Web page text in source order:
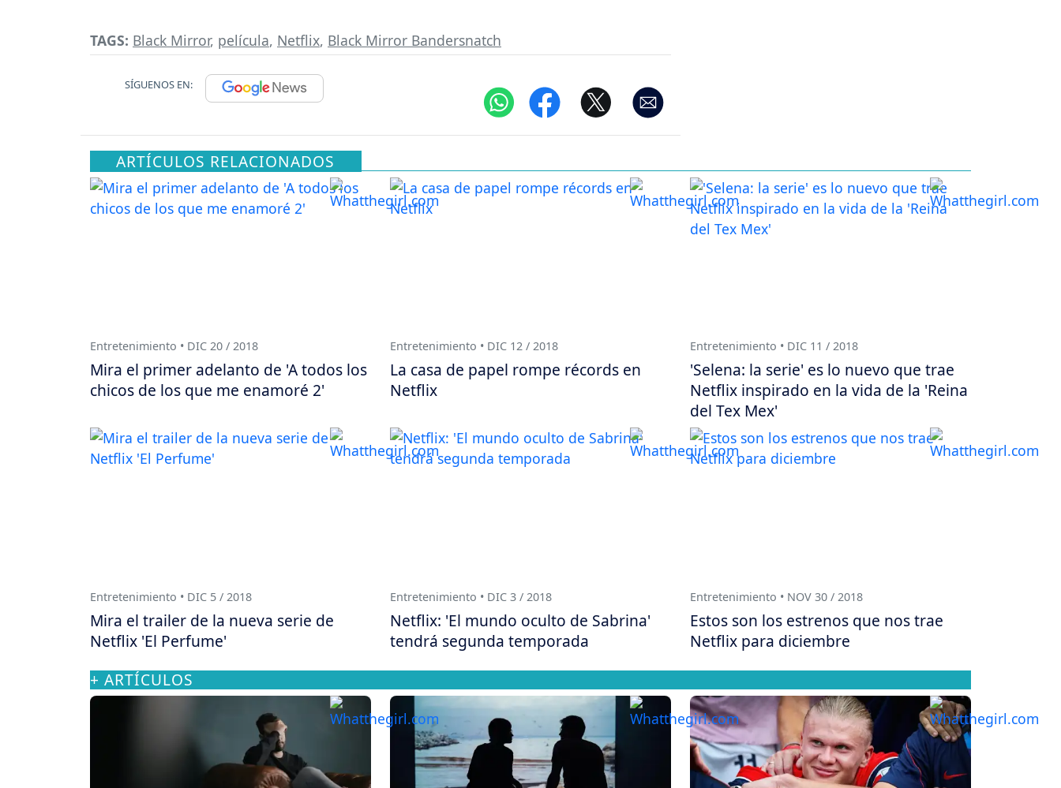
TAGS: Black Mirror, película, Netflix, Black Mirror Bandersnatch
SÍGUENOS EN:
ARTÍCULOS RELACIONADOS
Entretenimiento • DIC 20 / 2018
Mira el primer adelanto de 'A todos los
chicos de los que me enamoré 2'
Entretenimiento • DIC 12 / 2018
La casa de papel rompe récords en
Netflix
Entretenimiento • DIC 11 / 2018
'Selena: la serie' es lo nuevo que trae
Netflix inspirado en la vida de la 'Reina
del Tex Mex'
Entretenimiento • DIC 5 / 2018
Mira el trailer de la nueva serie de
Netflix 'El Perfume'
Entretenimiento • DIC 3 / 2018
Netflix: 'El mundo oculto de Sabrina'
tendrá segunda temporada
Entretenimiento • NOV 30 / 2018
Estos son los estrenos que nos trae
Netflix para diciembre
+ ARTÍCULOS